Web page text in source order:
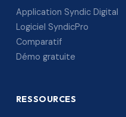
Application Syndic Digital
Logiciel SyndicPro
Comparatif
Démo gratuite
RESSOURCES